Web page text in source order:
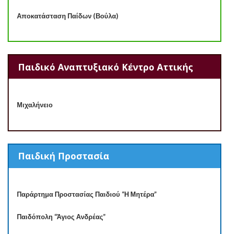
Αποκατάσταση Παίδων (Βούλα)
Παιδικό Αναπτυξιακό Κέντρο Αττικής
Μιχαλήνειο
Παιδική Προστασία
Παράρτημα Προστασίας Παιδιού “Η Μητέρα”
Παιδόπολη “Άγιος Ανδρέας”